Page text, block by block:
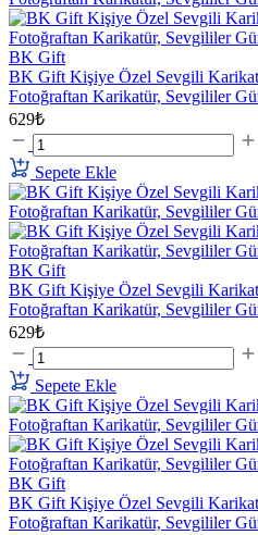
BK Gift
BK Gift Kişiye Özel Sevgili
Fotoğraftan Karikatür, Sevgililer
629₺
Sepete Ekle
BK Gift
BK Gift Kişiye Özel Sevgili
Fotoğraftan Karikatür, Sevgililer
629₺
Sepete Ekle
BK Gift
BK Gift Kişiye Özel Sevgili
Fotoğraftan Karikatür, Sevgililer